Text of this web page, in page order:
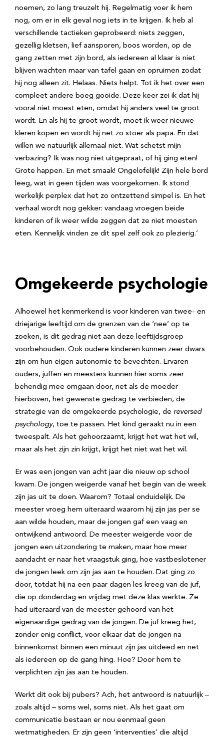
noemen, zo lang treuzelt hij. Regelmatig voer ik hem
nog, om er in elk geval nog iets in te krijgen. Ik heb al
verschillende tactieken geprobeerd: niets zeggen,
gezellig kletsen, lief aansporen, boos worden, op de
gang zetten met zijn bord, als iedereen al klaar is niet
blijven wachten maar van tafel gaan en opruimen zodat
hij nog alleen zit. Helaas. Niets helpt. Tot ik het over een
compleet andere boeg gooide. Deze keer zei ik dat hij
vooral niet moest eten, omdat hij anders veel te groot
wordt. En als hij te groot wordt, moet ik weer nieuwe
kleren kopen en wordt hij net zo stoer als papa. En dat
willen we natuurlijk allemaal niet. Wat schetst mijn
verbazing? Ik was nog niet uitgepraat, of hij ging eten!
Grote happen. En met smaak! Ongelofelijk! Zijn hele bord
leeg, wat in geen tijden was voorgekomen. Ik stond
werkelijk perplex dat het zo ontzettend simpel is. En het
verhaal wordt nog gekker: vandaag vroegen beide
kinderen of ik weer wilde zeggen dat ze niet moesten
eten. Kennelijk vinden ze dit spel zelf ook zo plezierig.’
Omgekeerde psychologie
Alhoewel het kenmerkend is voor kinderen van twee- en
driejarige leeftijd om de grenzen van de ‘nee’ op te
zoeken, is dit gedrag niet aan deze leeftijdsgroep
voorbehouden. Ook oudere kinderen kunnen zeer dwars
zijn om hun eigen autonomie te bevechten. Ervaren
ouders, juffen en meesters kunnen hier soms zeer
behendig mee omgaan door, net als de moeder
hierboven, het gewenste gedrag te verbieden, de
strategie van de omgekeerde psychologie, de reversed
psychology, toe te passen. Het kind geraakt nu in een
tweespalt. Als het gehoorzaamt, krijgt het wat het wil,
maar als het zijn zin krijgt, krijgt het niet wat het wil.
Er was een jongen van acht jaar die nieuw op school
kwam. De jongen weigerde vanaf het begin van de week
zijn jas uit te doen. Waarom? Totaal onduidelijk. De
meester vroeg hem uiteraard waarom hij zijn jas per se
aan wilde houden, maar de jongen gaf een vaag en
ontwijkend antwoord. De meester weigerde voor de
jongen een uitzondering te maken, maar hoe meer
aandacht er naar het vraagstuk ging, hoe vastbeslotener
de jongen leek om zijn jas aan te houden. Dat ging zo
door, totdat hij na een paar dagen les kreeg van de juf,
die op donderdag en vrijdag met deze klas werkte. Ze
had uiteraard van de meester gehoord van het
eigenaardige gedrag van de jongen. De juf kreeg het,
zonder enig conflict, voor elkaar dat de jongen na
binnenkomst binnen een minuut zijn jas uitdeed en net
als iedereen op de gang hing. Hoe? Door hem te
verplichten zijn jas aan te houden.
Werkt dit ook bij pubers? Ach, het antwoord is natuurlijk –
zoals altijd – soms wel, soms niet. Als het gaat om
communicatie bestaan er nou eenmaal geen
wetmatigheden. Er zijn geen ‘interventies’ die altijd